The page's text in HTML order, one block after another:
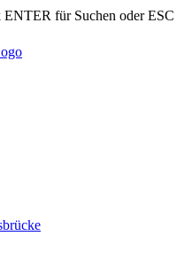
für Suchen oder ESC